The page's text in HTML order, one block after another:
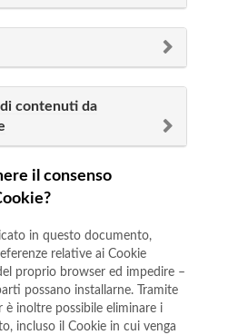
contenuti da
il consenso
in questo documento,
relative ai Cookie
proprio browser ed impedire –
possano installarne. Tramite
è inoltre possibile eliminare i
incluso il Cookie in cui venga